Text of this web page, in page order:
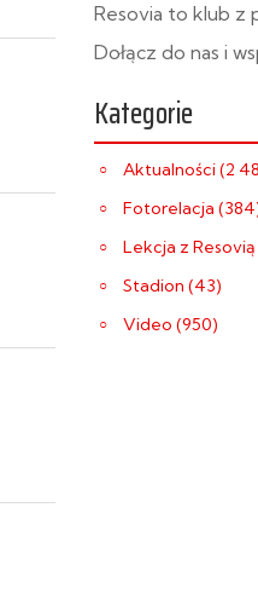
Resovia to klub z
Dołącz do nas i
Kategorie
Aktualności (2
Fotorelacja
Lekcja z
Stadion (43)
Video (950)